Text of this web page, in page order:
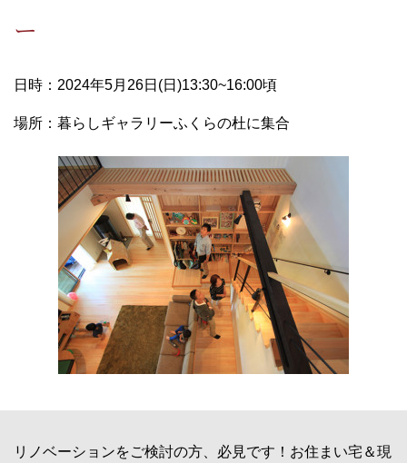
ー
日時：2024年5月26日(日)13:30~16:00頃
場所：暮らしギャラリーふくらの杜に集合
リノベーションをご検討の方、必見です！お住まい宅＆現